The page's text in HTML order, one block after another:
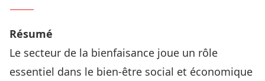
Résumé
Le secteur de la bienfaisance joue un rôle
essentiel dans le bien-être social et économique